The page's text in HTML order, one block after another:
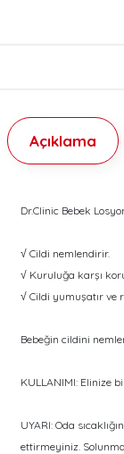
Açıklama
Dr.Clinic Bebek
√ Cildi nemlendirir.
√ Kuruluğa karşı
√ Cildi yumuşatır ve
Bebeğin cildini
KULLANIMI: Elinize
UYARI: Oda
ettirmeyiniz.